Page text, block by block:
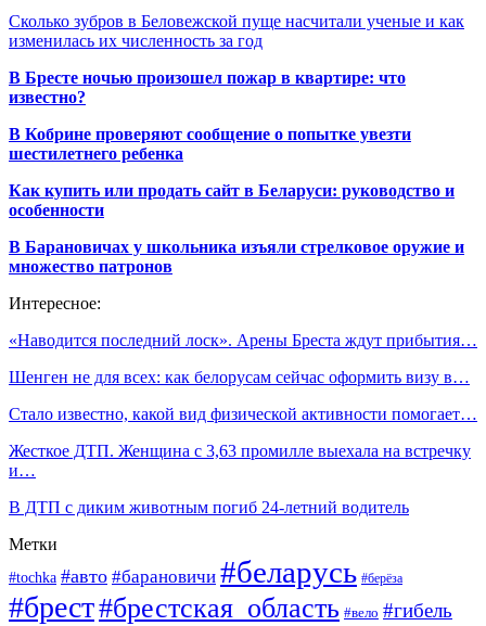
Сколько зубров в Беловежской пуще насчитали ученые и как
изменилась их численность за год
В Бресте ночью произошел пожар в квартире: что
известно?
В Кобрине проверяют сообщение о попытке увезти
шестилетнего ребенка
Как купить или продать сайт в Беларуси: руководство и
особенности
В Барановичах у школьника изъяли стрелковое оружие и
множество патронов
Интересное:
«Наводится последний лоск». Арены Бреста ждут прибытия…
Шенген не для всех: как белорусам сейчас оформить визу в…
Стало известно, какой вид физической активности помогает…
Жесткое ДТП. Женщина с 3,63 промилле выехала на встречку
и…
В ДТП с диким животным погиб 24-летний водитель
Метки
#tochka #авто #барановичи #беларусь #берёза
#брест#брестская_область #вело #гибель